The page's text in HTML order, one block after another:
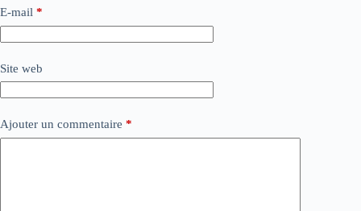
E-mail *
Site web
Ajouter un commentaire *